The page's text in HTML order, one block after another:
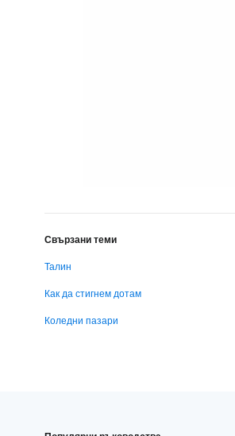
Свързани теми
Талин
Как да стигнем дотам
Коледни пазари